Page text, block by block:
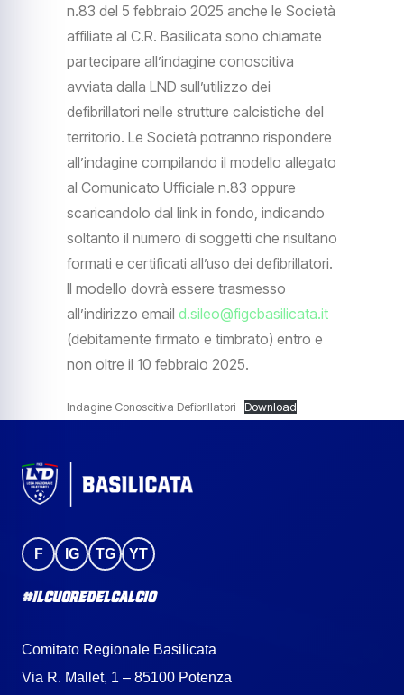
n.83 del 5 febbraio 2025 anche le Società
affiliate al C.R. Basilicata sono chiamate
partecipare all’indagine conoscitiva
avviata dalla LND sull’utilizzo dei
defibrillatori nelle strutture calcistiche del
territorio. Le Società potranno rispondere
all’indagine compilando il modello allegato
al Comunicato Ufficiale n.83 oppure
scaricandolo dal link in fondo, indicando
soltanto il numero di soggetti che risultano
formati e certificati all’uso dei defibrillatori.
Il modello dovrà essere trasmesso
all’indirizzo email d.sileo@figcbasilicata.it
(debitamente firmato e timbrato) entro e
non oltre il 10 febbraio 2025.
Indagine Conoscitiva Defibrillatori Download
F IG TG YT
#IlCuoreDelCalcio
Comitato Regionale Basilicata
Via R. Mallet, 1 – 85100 Potenza